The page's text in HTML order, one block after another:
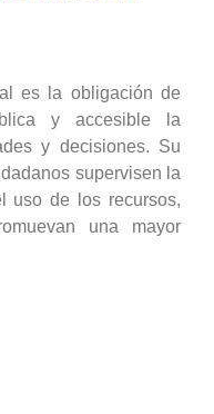
es la obligación de
y accesible la
y decisiones. Su
supervisen la
uso de los recursos,
una mayor